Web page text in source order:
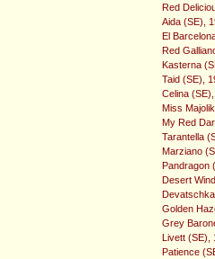
Red
Aida (SE),
El
Red
Kasterna
Taid (SE),
Celina
Miss
My Red
Tarantella
Marziano
Pandragon
Desert
Golden
Grey
Livett (SE),
Patience